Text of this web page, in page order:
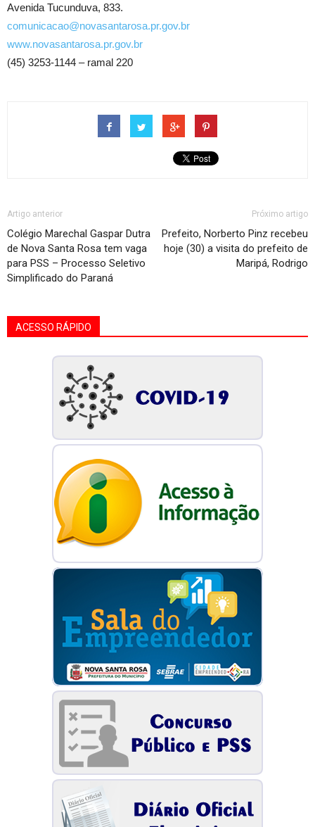
Avenida Tucunduva, 833.
comunicacao@novasantarosa.pr.gov.br
www.novasantarosa.pr.gov.br
(45) 3253-1144 – ramal 220
Artigo anterior
Colégio Marechal Gaspar Dutra
de Nova Santa Rosa tem vaga
para PSS – Processo Seletivo
Simplificado do Paraná
Próximo artigo
Prefeito, Norberto Pinz recebeu
hoje (30) a visita do prefeito de
Maripá, Rodrigo
ACESSO RÁPIDO